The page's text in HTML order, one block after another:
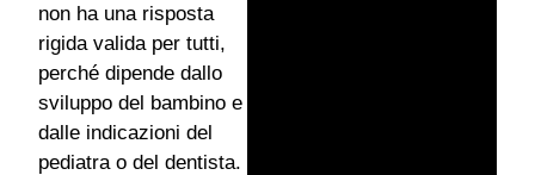
non ha una risposta
rigida valida per tutti,
perché dipende dallo
sviluppo del bambino e
dalle indicazioni del
pediatra o del dentista.